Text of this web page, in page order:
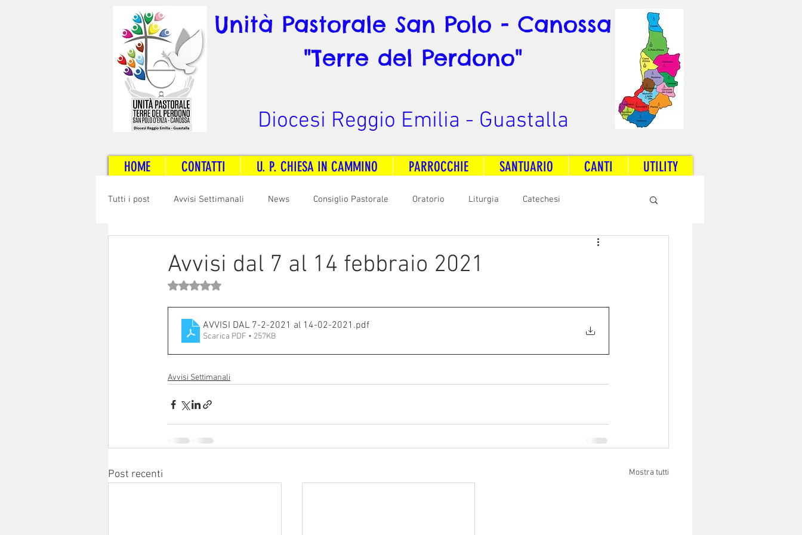
Unità Pastorale San Polo - Canossa
"Terre del Perdono"
Diocesi Reggio Emilia - Guastalla
HOME CONTATTI U. P. CHIESA IN CAMMINO PARROCCHIE SANTUARIO CANTI UTILITY
Tutti i post Avvisi Settimanali News Consiglio Pastorale Oratorio Liturgia Catechesi
Radio Dream Together
Avvisi dal 7 al 14 febbraio 2021
Valutazione NaN stelle su 5.
AVVISI DAL 7-2-2021 al 14-02-2021 .pdf
Scarica PDF • 257KB
Avvisi Settimanali
Post recenti Mostra tutti